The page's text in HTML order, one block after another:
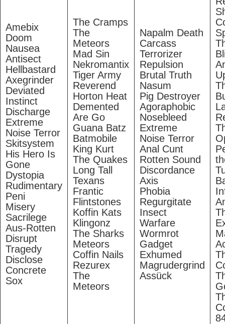
Amebix
Doom
Nausea
Antisect
Hellbastard
Axegrinder
Deviated
Instinct
Discharge
Extreme
Noise Terror
Skitsystem
His Hero Is
Gone
Dystopia
Rudimentary
Peni
Misery
Sacrilege
Aus-Rotten
Disrupt
Tragedy
Disclose
Concrete
Sox
The Cramps
The
Meteors
Mad Sin
Nekromantix
Tiger Army
Reverend
Horton Heat
Demented
Are Go
Guana Batz
Batmobile
King Kurt
The Quakes
Long Tall
Texans
Frantic
Flintstones
Koffin Kats
Klingonz
The Sharks
Meteors
Coffin Nails
Rezurex
The
Meteors
Napalm Death
Carcass
Terrorizer
Repulsion
Brutal Truth
Nasum
Pig Destroyer
Agoraphobic
Nosebleed
Extreme
Noise Terror
Anal Cunt
Rotten Sound
Discordance
Axis
Phobia
Regurgitate
Insect
Warfare
Wormrot
Gadget
Exhumed
Magrudergrind
Assück